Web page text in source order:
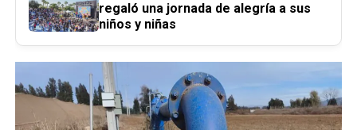
regaló una jornada de alegría a sus
niños y niñas